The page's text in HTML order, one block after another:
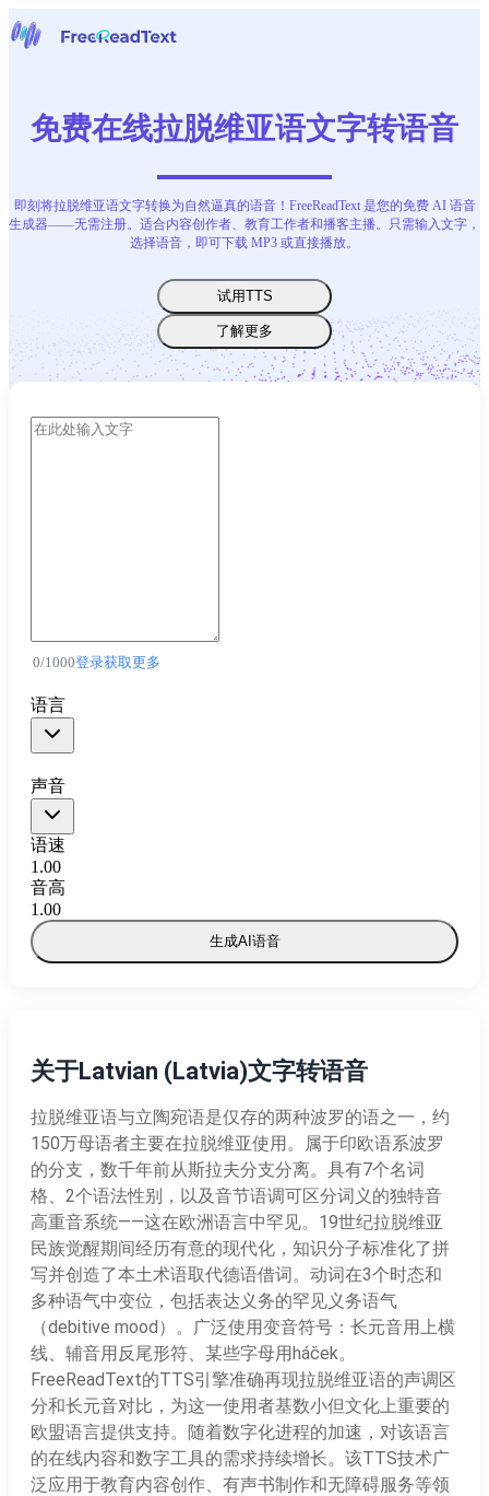
语音转文字
工具
联系我们
免费在线拉脱维亚语文字转语音
即刻将拉脱维亚语文字转换为自然逼真的语音！FreeReadText 是您的免费 AI 语音
生成器——无需注册。适合内容创作者、教育工作者和播客主播。只需输入文字，
选择语音，即可下载 MP3 或直接播放。
试用TTS
了解更多
0/1000登录获取更多
语言
声音
语速
1.00
音高
1.00
生成AI语音
关于Latvian (Latvia)文字转语音
拉脱维亚语与立陶宛语是仅存的两种波罗的语之一，约
150万母语者主要在拉脱维亚使用。属于印欧语系波罗
的分支，数千年前从斯拉夫分支分离。具有7个名词
格、2个语法性别，以及音节语调可区分词义的独特音
高重音系统——这在欧洲语言中罕见。19世纪拉脱维亚
民族觉醒期间经历有意的现代化，知识分子标准化了拼
写并创造了本土术语取代德语借词。动词在3个时态和
多种语气中变位，包括表达义务的罕见义务语气
（debitive mood）。广泛使用变音符号：长元音用上横
线、辅音用反尾形符、某些字母用háček。
FreeReadText的TTS引擎准确再现拉脱维亚语的声调区
分和长元音对比，为这一使用者基数小但文化上重要的
欧盟语言提供支持。随着数字化进程的加速，对该语言
的在线内容和数字工具的需求持续增长。该TTS技术广
泛应用于教育内容创作、有声书制作和无障碍服务等领